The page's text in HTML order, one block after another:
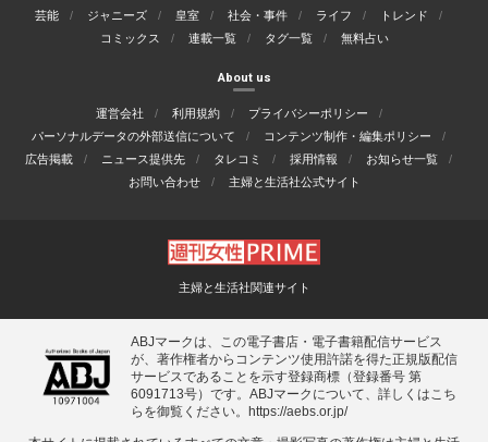
芸能 ジャニーズ 皇室 社会・事件 ライフ
トレンド
コミックス
連載一覧 タグ一覧 無料占い
About us
運営会社 利用規約
プライバシーポリシー
パーソナルデータの外部送信について
コンテンツ制作・編集ポリシー
広告掲載
ニュース提供先 タレコミ 採用情報
お知らせ一覧
お問い合わせ
主婦と生活社公式サイト
主婦と生活社関連サイト
ABJマークは、この電子書店・電子書籍配信サービス
が、著作権者からコンテンツ使用許諾を得た正規版配信
サービスであることを示す登録商標（登録番号 第
6091713号）です。ABJマークについて、詳しくはこち
らを御覧ください。
https://aebs.or.jp/